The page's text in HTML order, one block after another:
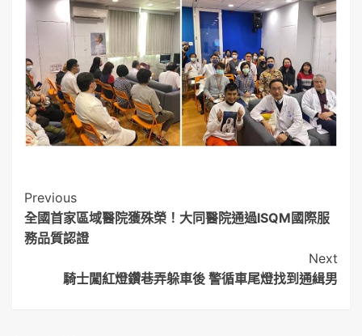
Post
Navigation
Previous
全國首家區域醫院獲殊榮！大同醫院通過ISQM國際服
務品質認證
Next
騎士闖紅燈鑽巷弄躲車後 警循車尾燈找到通緝男